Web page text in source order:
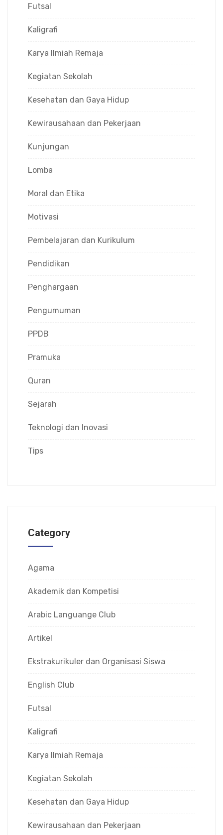
Futsal
Kaligrafi
Karya Ilmiah Remaja
Kegiatan Sekolah
Kesehatan dan Gaya Hidup
Kewirausahaan dan Pekerjaan
Kunjungan
Lomba
Moral dan Etika
Motivasi
Pembelajaran dan Kurikulum
Pendidikan
Penghargaan
Pengumuman
PPDB
Pramuka
Quran
Sejarah
Teknologi dan Inovasi
Tips
Category
Agama
Akademik dan Kompetisi
Arabic Languange Club
Artikel
Ekstrakurikuler dan Organisasi Siswa
English Club
Futsal
Kaligrafi
Karya Ilmiah Remaja
Kegiatan Sekolah
Kesehatan dan Gaya Hidup
Kewirausahaan dan Pekerjaan